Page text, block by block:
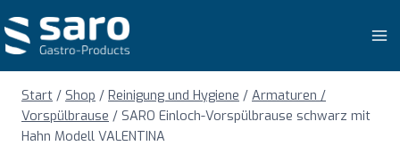
Inhalt
springen
Start / Shop / Reinigung und Hygiene / Armaturen /
Vorspülbrause / SARO Einloch-Vorspülbrause schwarz mit
Hahn Modell VALENTINA